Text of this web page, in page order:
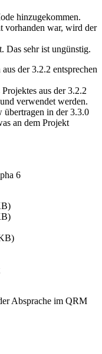
hinzugekommen.
vorhanden war, wird der
Das sehr ist ungünstig.
der 3.2.2 entsprechen
aus der 3.2.2
verwendet werden.
übertragen in der 3.3.0
an dem Projekt
6
Absprache im QRM